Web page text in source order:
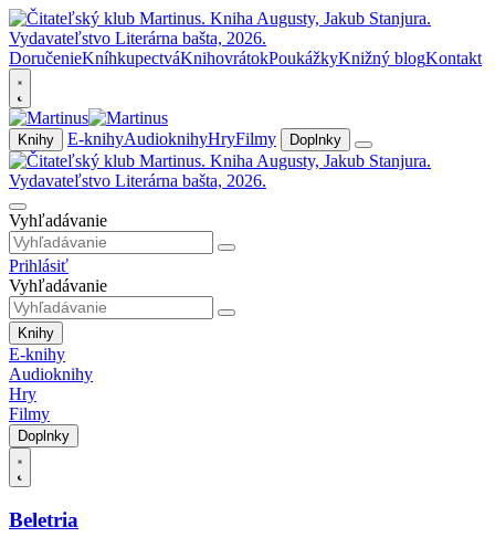
DoručenieKníhkupectváKnihovrátokPoukážkyKnižný blogKontakt
Knihy E-knihyAudioknihyHryFilmy Doplnky
Vyhľadávanie
Prihlásiť
Vyhľadávanie
Knihy
E-knihy
Audioknihy
Hry
Filmy
Doplnky
Beletria